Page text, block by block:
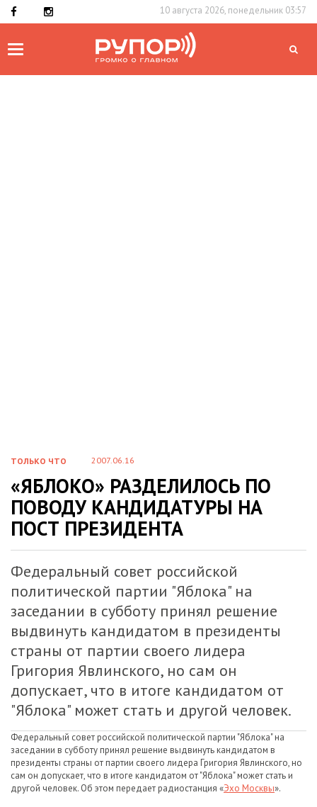
10 августа 2026, понедельник 03:57
Toggle
ТОЛЬКО ЧТО 2007.06.16
«ЯБЛОКО» РАЗДЕЛИЛОСЬ ПО
ПОВОДУ КАНДИДАТУРЫ НА
ПОСТ ПРЕЗИДЕНТА
Федеральный совет российской
политической партии "Яблока" на
заседании в субботу принял решение
выдвинуть кандидатом в президенты
страны от партии своего лидера
Григория Явлинского, но сам он
допускает, что в итоге кандидатом от
"Яблока" может стать и другой человек.
Федеральный совет российской политической партии "Яблока" на
заседании в субботу принял решение выдвинуть кандидатом в
президенты страны от партии своего лидера Григория Явлинского, но
сам он допускает, что в итоге кандидатом от "Яблока" может стать и
другой человек. Об этом передает радиостанция «Эхо Москвы».